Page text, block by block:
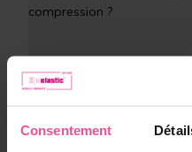
Consentement
compression ?
Puis-je utiliser un